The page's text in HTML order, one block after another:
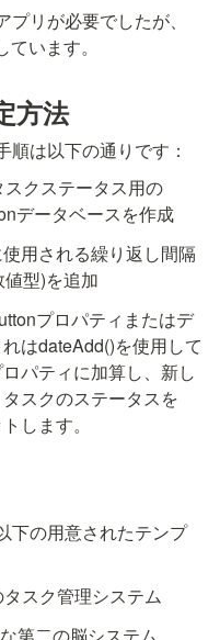
リが必要でしたが、
います。
方法
は以下の通りです：
クステータス用の
データベースを作成
用される繰り返し間隔
型)を追加
プロパティまたはデ
はdateAdd()を使用して
パティに加算し、新し
スクのステータスを
します。
下の用意されたテンプ
スク管理システム
第二の脳システム